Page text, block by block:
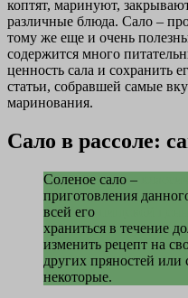
коптят, маринуют,
различные блюда. Сало –
тому же еще и очень
содержится много
ценность сала и сохранить
статьи, собравшей самые
маринования.
Сало в рассоле:
Соленое сало –
приготовления
всей его
храниться в течение
изменить рецепт на
других пряностей
некоторые.